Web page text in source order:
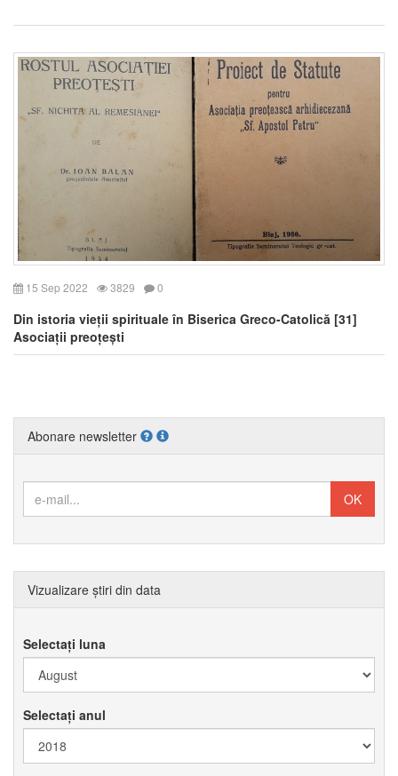
15 Sep 2022 3829 0
Din istoria vieții spirituale în Biserica Greco-Catolică [31]
Asociații preoțești
Abonare newsletter
Vizualizare știri din data
Selectați luna
Selectați anul